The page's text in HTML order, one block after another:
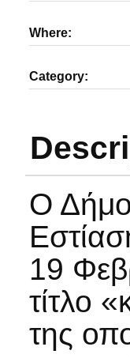
Where:
Category:
Ο
19
τίτλο
της